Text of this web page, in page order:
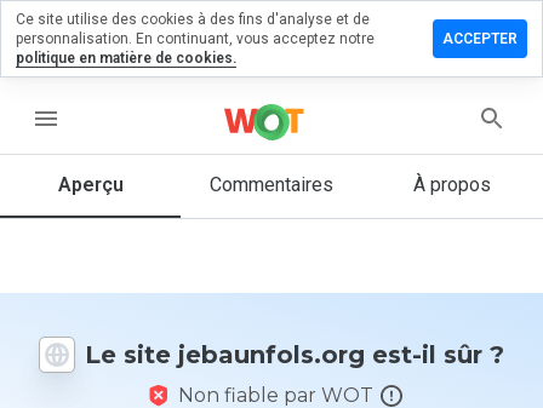
menu
Aperçu Commentaires À propos
Le site jebaunfols.org est-il sûr ?
Non fiable par WOT
un
1 et 5
vous à ce
site ?
Ce site utilise des cookies à des fins d'analyse et de
personnalisation. En continuant, vous acceptez notre
politique en matière de cookies.
ACCEPTER